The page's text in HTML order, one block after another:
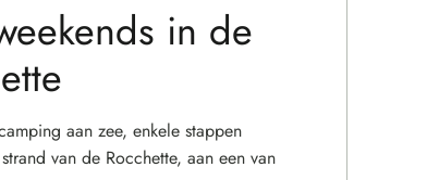
in de
aan zee, enkele stappen
van de Rocchette, aan een van